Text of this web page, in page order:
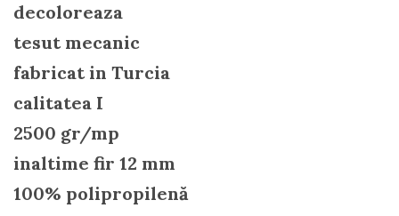
decoloreaza
tesut mecanic
fabricat in Turcia
calitatea I
2500 gr/mp
inaltime fir 12 mm
100% polipropilenă